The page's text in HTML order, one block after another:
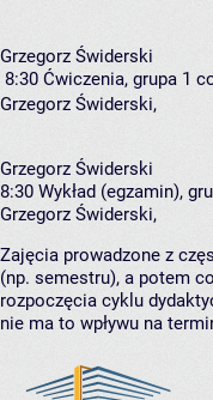
Grzegorz Świderski
8:30 Ćwiczenia, grupa 1
Grzegorz Świderski,
Grzegorz Świderski
8:30 Wykład (egzamin),
Grzegorz Świderski,
Zajęcia prowadzone z
(np. semestru), a potem
rozpoczęcia cyklu
nie ma to wpływu na